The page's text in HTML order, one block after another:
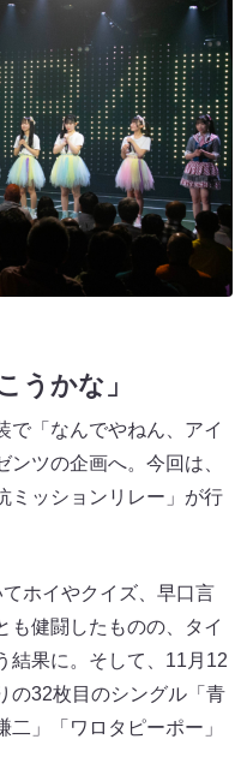
うかな」
で「なんでやねん、アイ
ンツの企画へ。今回は、
ミッションリレー」が行
ホイやクイズ、早口言
も健闘したものの、タイ
結果に。そして、11月12
の32枚目のシングル「青
」「ワロタピーポー」